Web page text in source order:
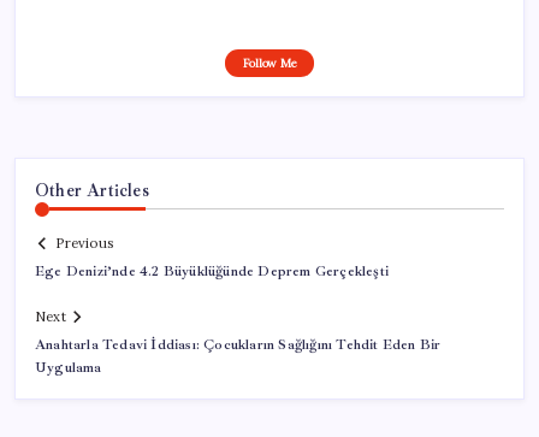
Follow Me
Other Articles
Previous
Ege Denizi’nde 4.2 Büyüklüğünde Deprem Gerçekleşti
Next
Anahtarla Tedavi İddiası: Çocukların Sağlığını Tehdit Eden Bir
Uygulama